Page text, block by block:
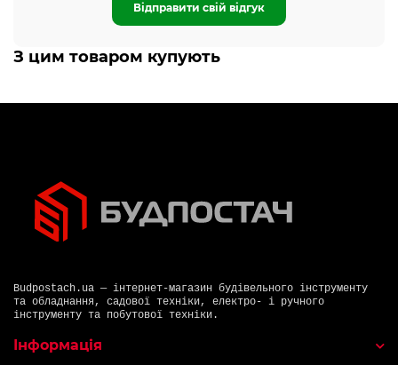
Відправити свій відгук
З цим товаром купують
Budpostach.ua — інтернет-магазин будівельного інструменту
та обладнання, садової техніки, електро- і ручного
інструменту та побутової техніки.
Інформація